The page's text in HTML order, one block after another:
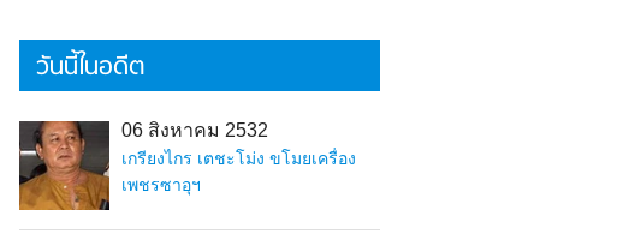
วันนี้ในอดีต
06 สิงหาคม 2532
เกรียงไกร เตชะโม่ง ขโมยเครื่อง
เพชรซาอุฯ